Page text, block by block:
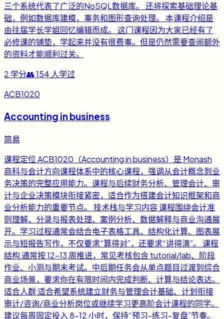
三个系统代表了广泛的NoSQL数据库。 还将探索基础理论基
础，例如数据库建模，事务和图形查询处理。 本课程介绍是
由往届学长学姐回忆编辑而成。 这门课程因为大家已经有了
必修课的铺垫，学起来并没有很费事。但是仍然需要查阅额外
的资料才能顺利过关。
2 学分👥154 人学过
ACB1020
Accounting in business
简易
课程定位 ACB1020（Accounting in business）是 Monash
商科与会计方向课程体系中的核心课程，强调从会计概念到业
务决策的完整应用能力。课程与后续财务分析、管理会计、审
计与企业决策模块衔接紧密，适合作为搭建会计知识框架和商
业分析能力的重要节点。 技术栈与学习内容 课程围绕会计准
则理解、分录与报表处理、案例分析、数据解释与商业沟通展
开。学习过程通常会结合电子表格工具、结构化计算、图表展
示与短报告写作，不仅要求“算得对”，还要求“讲得清”。 课程
结构 通常按 12-13 周推进，常见考核包含 tutorial/lab、阶段
作业、小测与期末考试。中后期任务会从单点题目过渡到综合
商业场景，要求你在有限时间内完成判断、计算与结论表达。
适合人群 适合希望系统建立财务与管理会计基础、计划衔接
审计/咨询/商业分析岗位或继续学习更高阶会计课程的同学。
建议每周固定投入 8-12 小时，保持“预习-练习-复盘”节奏。